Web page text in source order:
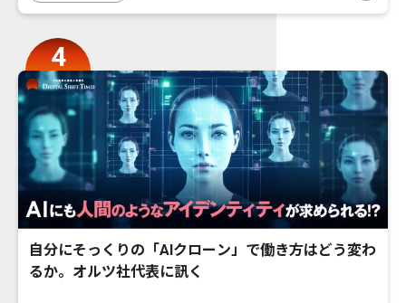
自分にそっくりの「AIクローン」で働き方はどう変わ
るか。オルツ社代表に訊く